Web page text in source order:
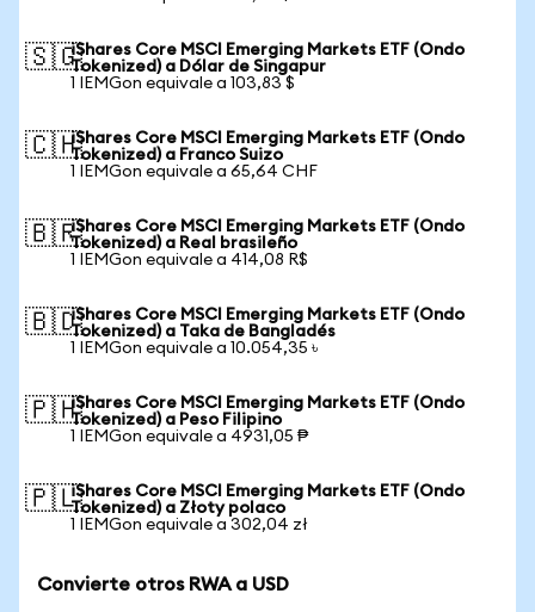
🇸🇬iShares Core MSCI Emerging Markets ETF (Ondo
Tokenized) a Dólar de Singapur
1 IEMGon equivale a 103,83 $
🇨🇭iShares Core MSCI Emerging Markets ETF (Ondo
Tokenized) a Franco Suizo
1 IEMGon equivale a 65,64 CHF
🇧🇷iShares Core MSCI Emerging Markets ETF (Ondo
Tokenized) a Real brasileño
1 IEMGon equivale a 414,08 R$
🇧🇩iShares Core MSCI Emerging Markets ETF (Ondo
Tokenized) a Taka de Bangladés
1 IEMGon equivale a 10.054,35 ৳
🇵🇭iShares Core MSCI Emerging Markets ETF (Ondo
Tokenized) a Peso Filipino
1 IEMGon equivale a 4931,05 ₱
🇵🇱iShares Core MSCI Emerging Markets ETF (Ondo
Tokenized) a Złoty polaco
1 IEMGon equivale a 302,04 zł
Convierte otros RWA a USD